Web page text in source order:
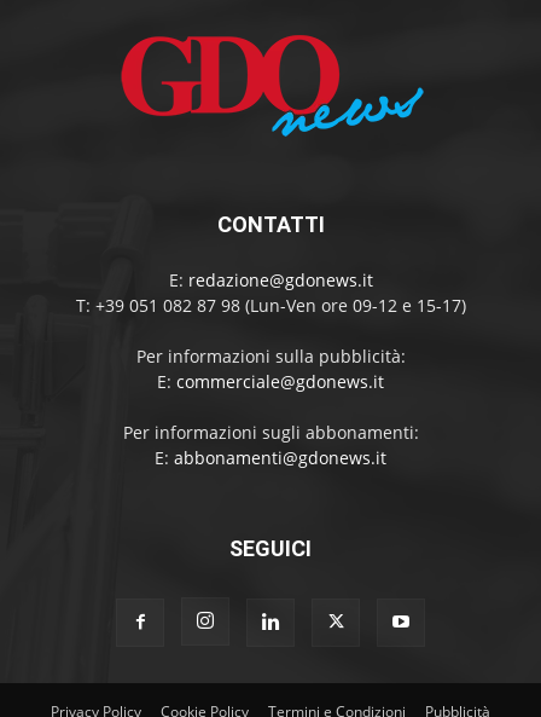
CONTATTI
E: redazione@gdonews.it
T: +39 051 082 87 98 (Lun-Ven ore 09-12 e 15-17)
Per informazioni sulla pubblicità:
E: commerciale@gdonews.it
Per informazioni sugli abbonamenti:
E: abbonamenti@gdonews.it
SEGUICI
Privacy Policy Cookie Policy Termini e Condizioni Pubblicità